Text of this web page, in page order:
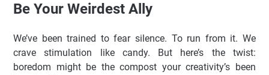
Be Your Weirdest Ally
We’ve been trained to fear silence. To run from it. We
crave stimulation like candy. But here’s the twist:
boredom might be the compost your creativity’s been